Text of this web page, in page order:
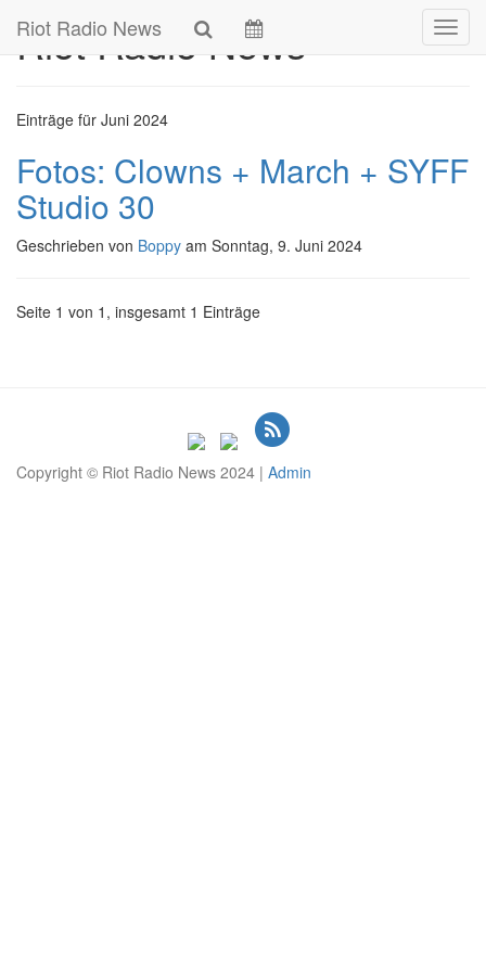
main
Riot Radio News
Riot Radio News
Einträge für Juni 2024
Fotos: Clowns + March + SYFF
Studio 30
Geschrieben von Boppy am Sonntag, 9. Juni 2024
Seite 1 von 1, insgesamt 1 Einträge
Copyright © Riot Radio News 2024 | Admin